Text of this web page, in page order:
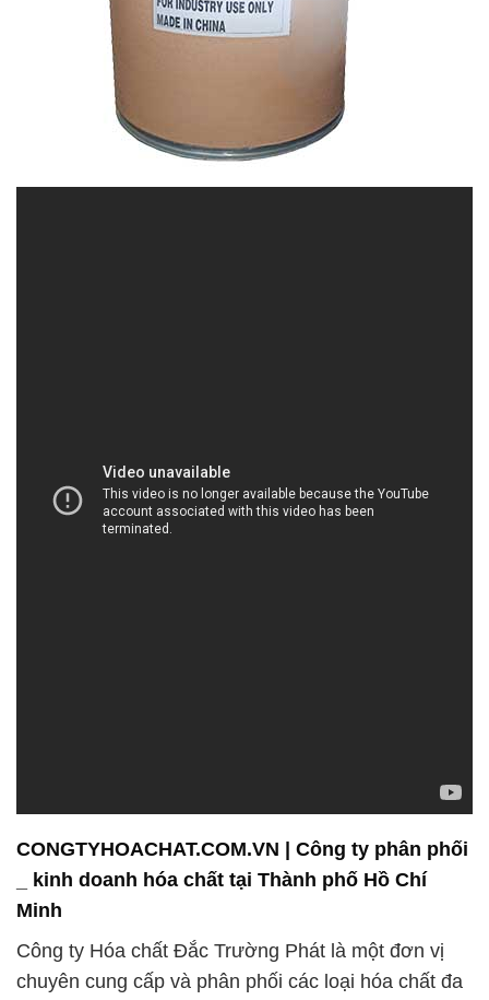
dạng, từ công nghiệp cơ bản đến chuyên dụng, đáp
ứng nhu cầu của các ngành công nghiệp khác
nhau. Với cam kết về chất lượng, an toàn, và môi
nông nghiệp độc đáo của chúng tôi cũng được thiết
cây trồng và vật nuôi một cách hiệu quả hơn.
Chúng tôi không chỉ đặt mục tiêu vào việc cung cấp
hệ đối tác lâu dài với các đối tác trong và ngoài
nước. Điều này nhấn mạnh cam kết của chúng tôi